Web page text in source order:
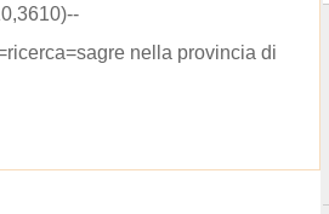
nella provincia di